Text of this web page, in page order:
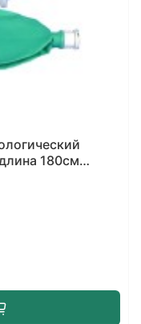
160см